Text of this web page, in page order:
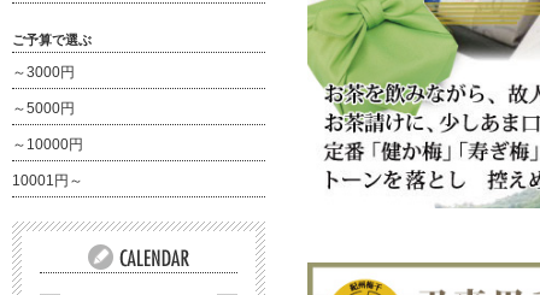
ご予算で選ぶ
～3000円
～5000円
～10000円
10001円～